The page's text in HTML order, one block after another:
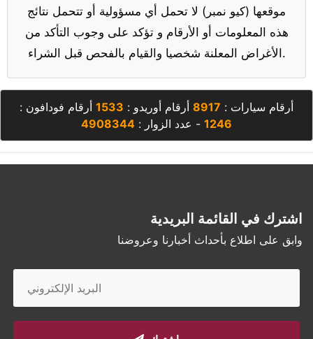
موقعها (كيو نمبر) لا تحمل أي مسؤولية أو تتحمل نتائج
هذه المعلومات أو الأرقام و تؤكد على وجوب التأكد من
الأغراض المعلنة شخصيا والقيام بالفحص قبل الشراء.
أرقام سيارات : 8917 أرقام أوريدو : 1533 أرقام فودافون :
1246 - عدد الزوار : 4908344
اشترك في القائمة البريدية
وابق على اطلاع بأحداث أخبارنا وعروضنا